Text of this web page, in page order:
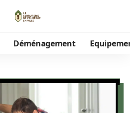
Déménagement